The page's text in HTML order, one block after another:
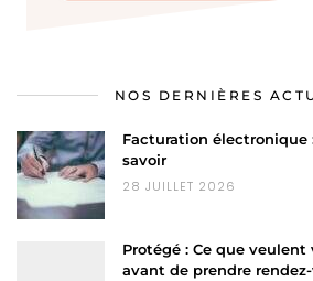
NOS DERNIÈRES
Facturation électronique
savoir
28 JUILLET 2026
Protégé : Ce que
avant de prendre